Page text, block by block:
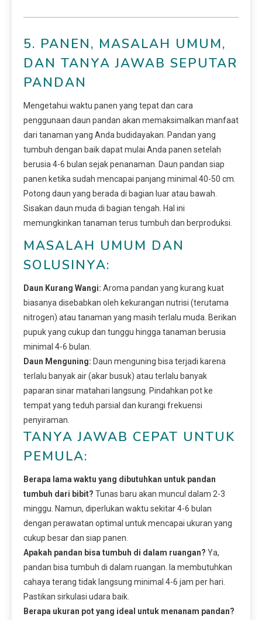
5. PANEN, MASALAH UMUM,
DAN TANYA JAWAB SEPUTAR
PANDAN
Mengetahui waktu panen yang tepat dan cara
penggunaan daun pandan akan memaksimalkan manfaat
dari tanaman yang Anda budidayakan. Pandan yang
tumbuh dengan baik dapat mulai Anda panen setelah
berusia 4-6 bulan sejak penanaman. Daun pandan siap
panen ketika sudah mencapai panjang minimal 40-50 cm.
Potong daun yang berada di bagian luar atau bawah.
Sisakan daun muda di bagian tengah. Hal ini
memungkinkan tanaman terus tumbuh dan berproduksi.
MASALAH UMUM DAN
SOLUSINYA:
Daun Kurang Wangi: Aroma pandan yang kurang kuat
biasanya disebabkan oleh kekurangan nutrisi (terutama
nitrogen) atau tanaman yang masih terlalu muda. Berikan
pupuk yang cukup dan tunggu hingga tanaman berusia
minimal 4-6 bulan.
Daun Menguning: Daun menguning bisa terjadi karena
terlalu banyak air (akar busuk) atau terlalu banyak
paparan sinar matahari langsung. Pindahkan pot ke
tempat yang teduh parsial dan kurangi frekuensi
penyiraman.
TANYA JAWAB CEPAT UNTUK
PEMULA:
Berapa lama waktu yang dibutuhkan untuk pandan
tumbuh dari bibit? Tunas baru akan muncul dalam 2-3
minggu. Namun, diperlukan waktu sekitar 4-6 bulan
dengan perawatan optimal untuk mencapai ukuran yang
cukup besar dan siap panen.
Apakah pandan bisa tumbuh di dalam ruangan? Ya,
pandan bisa tumbuh di dalam ruangan. Ia membutuhkan
cahaya terang tidak langsung minimal 4-6 jam per hari.
Pastikan sirkulasi udara baik.
Berapa ukuran pot yang ideal untuk menanam pandan?